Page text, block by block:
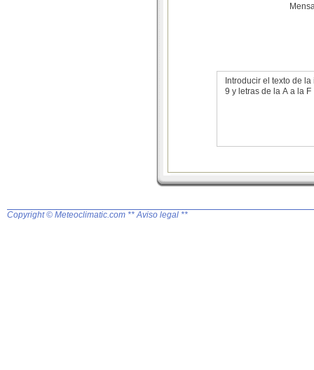
Introducir el texto de
9 y letras de la A a la F
Copyright © Meteoclimatic.com ** Aviso legal **